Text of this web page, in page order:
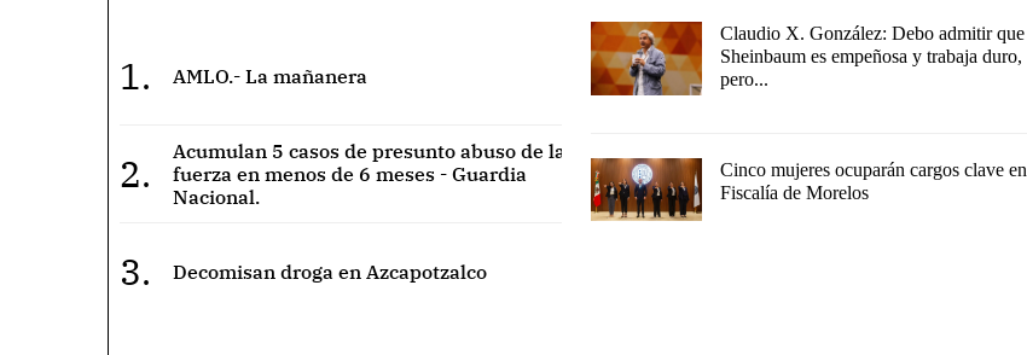
1. AMLO.- La mañanera
2.
Acumulan 5 casos de presunto abuso de la
fuerza en menos de 6 meses - Guardia
Nacional.
3. Decomisan droga en Azcapotzalco
Claudio X. González: Debo admitir que
Sheinbaum es empeñosa y trabaja duro,
pero...
Cinco mujeres ocuparán cargos clave en
Fiscalía de Morelos